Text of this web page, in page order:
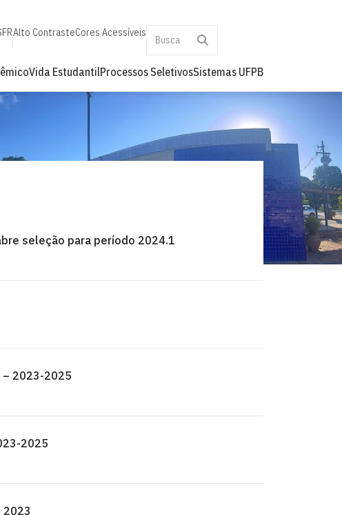
FRAlto ContrasteCores Acessíveis
Vida EstudantilProcessos SeletivosSistemas UFPB
seleção para período 2024.1
– 2023-2025
2025
2023